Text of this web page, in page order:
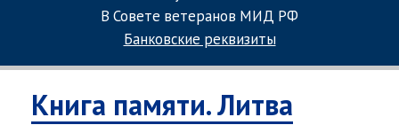
В Совете ветеранов МИД РФ
Банковские реквизиты
Книга памяти. Литва